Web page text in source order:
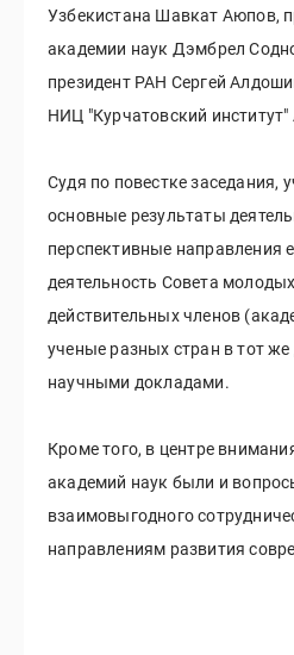
Узбекистана Шавкат Аюпов,
академии наук Дэмбрел
президент РАН Сергей
НИЦ "Курчатовский
Судя по повестке заседания,
основные результаты
перспективные направления
деятельность Совета
действительных членов
ученые разных стран в тот
научными докладами.
Кроме того, в центре
академий наук были и
взаимовыгодного
направлениям развития